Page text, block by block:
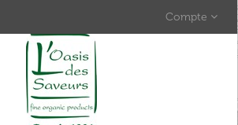
Compte